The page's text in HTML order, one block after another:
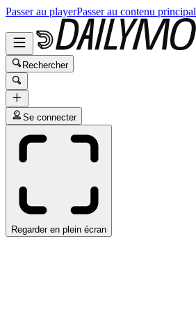
Passer au playerPasser au contenu principal
Rechercher
Se connecter
Regarder en plein écran